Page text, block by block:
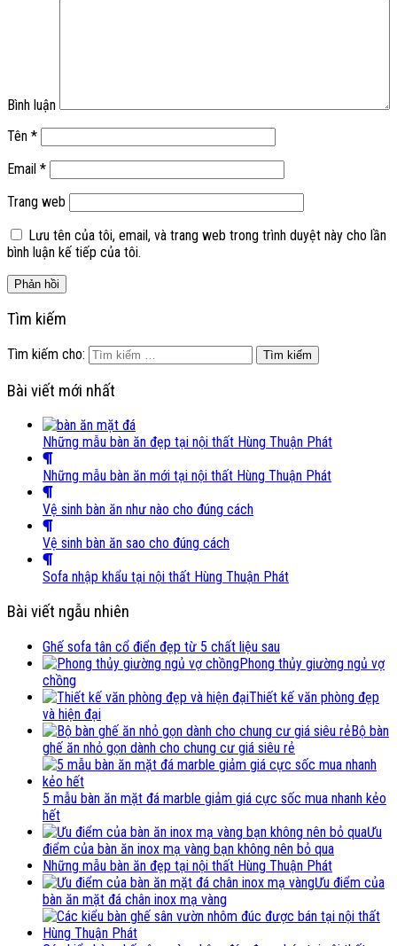
Bình luận
Tên *
Email *
Trang web
Lưu tên của tôi, email, và trang web trong trình duyệt này cho lần
bình luận kế tiếp của tôi.
Tìm kiếm
Tìm kiếm cho:
Bài viết mới nhất
Những mẫu bàn ăn đẹp tại nội thất Hùng Thuận Phát
Những mẫu bàn ăn mới tại nội thất Hùng Thuận Phát
Vệ sinh bàn ăn như nào cho đúng cách
Vệ sinh bàn ăn sao cho đúng cách
Sofa nhập khẩu tại nội thất Hùng Thuận Phát
Bài viết ngẫu nhiên
Ghế sofa tân cổ điển đẹp từ 5 chất liệu sau
Phong thủy giường ngủ vợ
chồng
Thiết kế văn phòng đẹp
và hiện đại
Bộ bàn
ghế ăn nhỏ gọn dành cho chung cư giá siêu rẻ
5 mẫu bàn ăn mặt đá marble giảm giá cực sốc mua nhanh kẻo
hết
Ưu
điểm của bàn ăn inox mạ vàng bạn không nên bỏ qua
Những mẫu bàn ăn đẹp tại nội thất Hùng Thuận Phát
Ưu điểm của
bàn ăn mặt đá chân inox mạ vàng